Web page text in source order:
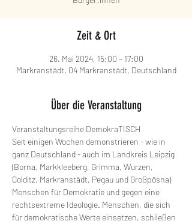
Zeit & Ort
26. Mai 2024, 15:00 – 17:00
Markranstädt, 04 Markranstädt, Deutschland
Über die Veranstaltung
Veranstaltungsreihe DemokraTISCH
Seit einigen Wochen demonstrieren - wie in
ganz Deutschland - auch im Landkreis Leipzig
(Borna, Markkleeberg, Grimma, Wurzen,
Colditz, Markranstädt, Pegau und Großpösna)
Menschen für Demokratie und gegen eine
rechtsextreme Ideologie. Menschen, die sich
für demokratische Werte einsetzen, schließen